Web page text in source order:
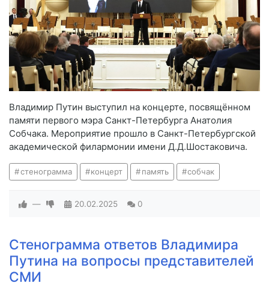
Владимир Путин выступил на концерте, посвящённом
памяти первого мэра Санкт-Петербурга Анатолия
Собчака. Мероприятие прошло в Санкт-Петербургской
академической филармонии имени Д.Д.Шостаковича.
стенограмма концерт память собчак
— 20.02.2025 0
Стенограмма ответов Владимира
Путина на вопросы представителей
СМИ